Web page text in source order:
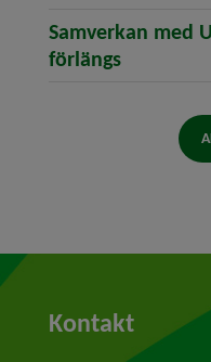
Samverkan med
förlängs(öppnar
Kontakt